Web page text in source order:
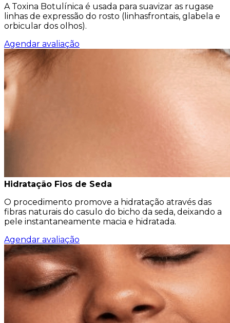
A Toxina Botulínica é usada para suavizar as rugase
linhas de expressão do rosto (linhasfrontais, glabela e
orbicular dos olhos).
Agendar avaliação
Hidratação Fios de Seda
O procedimento promove a hidratação através das
fibras naturais do casulo do bicho da seda, deixando a
pele instantaneamente macia e hidratada.
Agendar avaliação